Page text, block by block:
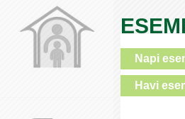
Napi
Havi